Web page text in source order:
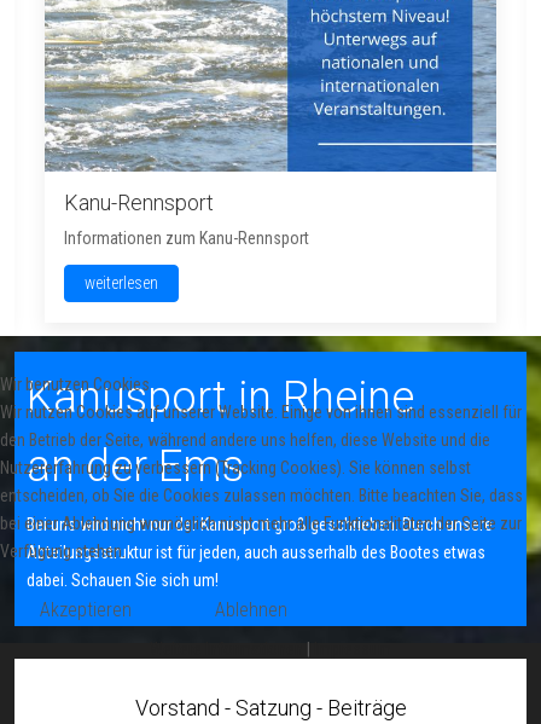
Kanu-Rennsport
Informationen zum Kanu-Rennsport
weiterlesen
Kanusport in Rheine
an der Ems
Bei uns wird nicht nur der Kanusport groß geschrieben. Durch unsere
Abteilungsstruktur ist für jeden, auch ausserhalb des Bootes etwas
dabei. Schauen Sie sich um!
Vorstand - Satzung - Beiträge
Wir benutzen Cookies
Wir nutzen Cookies auf unserer Website. Einige von ihnen sind essenziell für
den Betrieb der Seite, während andere uns helfen, diese Website und die
Nutzererfahrung zu verbessern (Tracking Cookies). Sie können selbst
entscheiden, ob Sie die Cookies zulassen möchten. Bitte beachten Sie, dass
bei einer Ablehnung womöglich nicht mehr alle Funktionalitäten der Seite zur
Verfügung stehen.
Akzeptieren Ablehnen